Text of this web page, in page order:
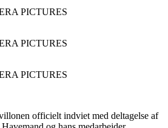
PICTURES
PICTURES
PICTURES
officielt indviet med deltagelse af